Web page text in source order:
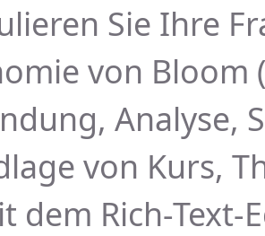
Sie Ihre
von Bloom
Analyse,
von Kurs,
dem Rich-